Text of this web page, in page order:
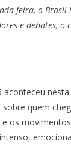
feira, o
e debates, o
quem
os